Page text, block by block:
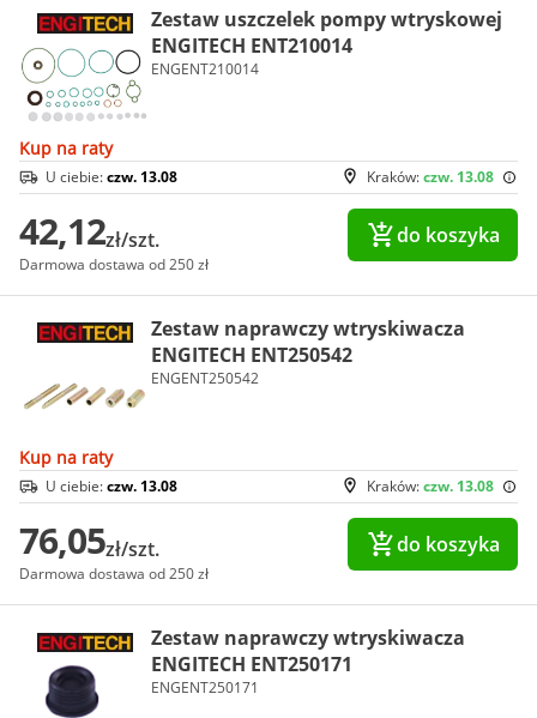
Zestaw uszczelek pompy wtryskowej
ENGITECH ENT210014
ENGENT210014
Kup na raty
Kraków:czw. 13.08
U ciebie:czw. 13.08
42,12zł/szt.
Darmowa dostawa od 250 zł
do koszyka
Zestaw naprawczy wtryskiwacza
ENGITECH ENT250542
ENGENT250542
Kup na raty
Kraków:czw. 13.08
U ciebie:czw. 13.08
76,05zł/szt.
Darmowa dostawa od 250 zł
do koszyka
Zestaw naprawczy wtryskiwacza
ENGITECH ENT250171
ENGENT250171